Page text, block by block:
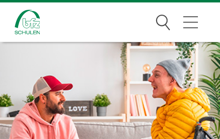
Suchen
Wer wir sind
Infos
Jobs